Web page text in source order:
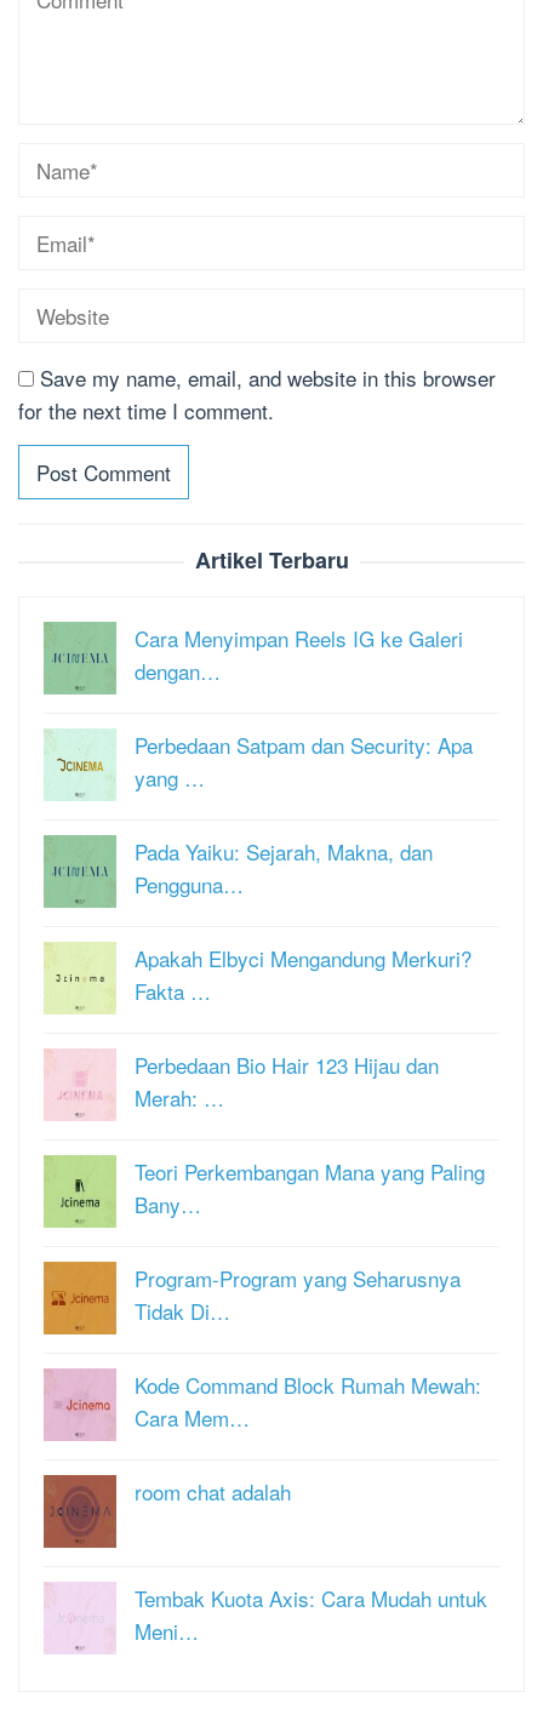
Save my name, email, and website in this browser
for the next time I comment.
Artikel Terbaru
Cara Menyimpan Reels IG ke Galeri
dengan…
Perbedaan Satpam dan Security: Apa
yang …
Pada Yaiku: Sejarah, Makna, dan
Pengguna…
Apakah Elbyci Mengandung Merkuri?
Fakta …
Perbedaan Bio Hair 123 Hijau dan
Merah: …
Teori Perkembangan Mana yang Paling
Bany…
Program-Program yang Seharusnya
Tidak Di…
Kode Command Block Rumah Mewah:
Cara Mem…
room chat adalah
Tembak Kuota Axis: Cara Mudah untuk
Meni…